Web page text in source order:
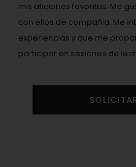
mis aficiones favoritas. Me
con ellos de compañia. Me
experiencias y que me
participar en sesiones de